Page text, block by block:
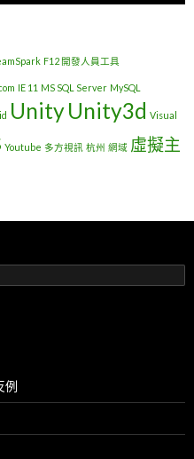
F12 開發人員工具
IE 11 MS SQL Server MySQL
UnityUnity3d Visual
Youtube 多方視訊 杭州 網域 虛擬主
例